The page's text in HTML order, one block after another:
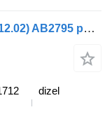
Knorr-Bremse FH12 1-seeria (01.93-12.02) AB2795 pneumatski ventil za Volvo FH12, FH16, NH12, FH, VNL780 (1993-2014) kamiona
dizel